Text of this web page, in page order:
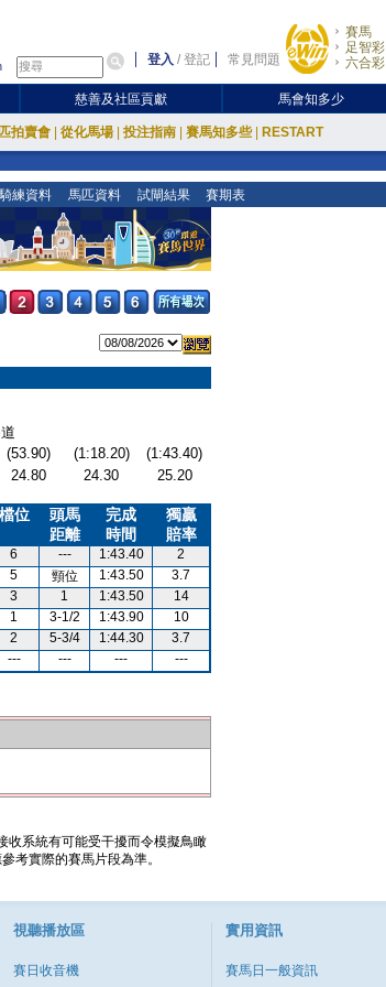
登入 /登記 常見問題
賽馬
足智彩
六合彩
慈善及社區貢獻 馬會知多少
拍賣會 從化馬場 投注指南 賽馬知多些 RESTART
練資料 馬匹資料 試閘結果 賽期表
(53.90) (1:18.20)
(1:43.40)
24.80 24.30 25.20
檔位
頭馬
距離
完成
時間
獨贏
賠率
6 --- 1:43.40
2
5 頸位 1:43.50
3.7
3 1 1:43.50
14
1 3-1/2 1:43.90
10
2 5-3/4 1:44.30
3.7
--- --- --- ---
收系統有可能受干擾而令模擬鳥瞰
考實際的賽馬片段為準。
視聽播放區
賽日收音機
實用資訊
賽馬日一般資訊